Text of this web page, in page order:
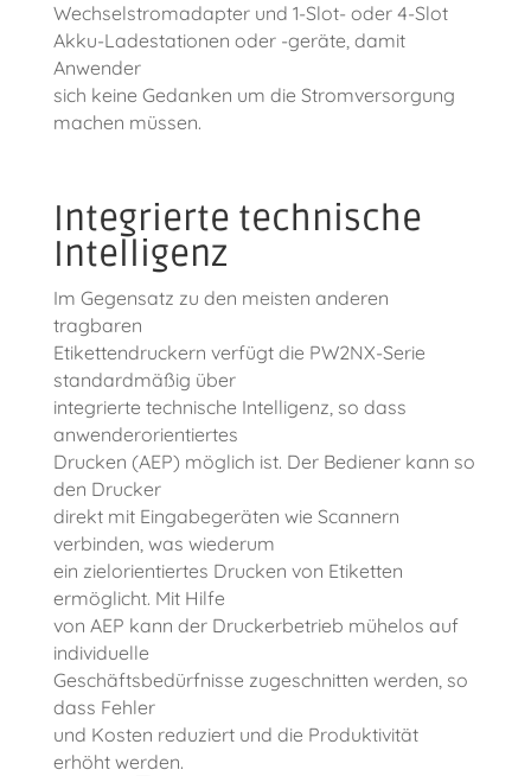
Wechselstromadapter und 1-Slot- oder 4-Slot
Akku-Ladestationen oder -geräte, damit
Anwender
sich keine Gedanken um die Stromversorgung
machen müssen.
Integrierte technische
Intelligenz
Im Gegensatz zu den meisten anderen
tragbaren
Etikettendruckern verfügt die PW2NX-Serie
standardmäßig über
integrierte technische Intelligenz, so dass
anwenderorientiertes
Drucken (AEP) möglich ist. Der Bediener kann so
den Drucker
direkt mit Eingabegeräten wie Scannern
verbinden, was wiederum
ein zielorientiertes Drucken von Etiketten
ermöglicht. Mit Hilfe
von AEP kann der Druckerbetrieb mühelos auf
individuelle
Geschäftsbedürfnisse zugeschnitten werden, so
dass Fehler
und Kosten reduziert und die Produktivität
erhöht werden.